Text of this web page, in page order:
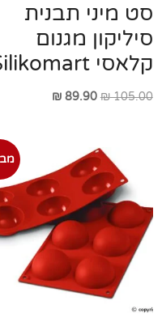
סט מיני תבנית
סיליקון מגנום
קלאסי Silikomart
₪105.00
המחיר
₪ 105.00.
₪89.90